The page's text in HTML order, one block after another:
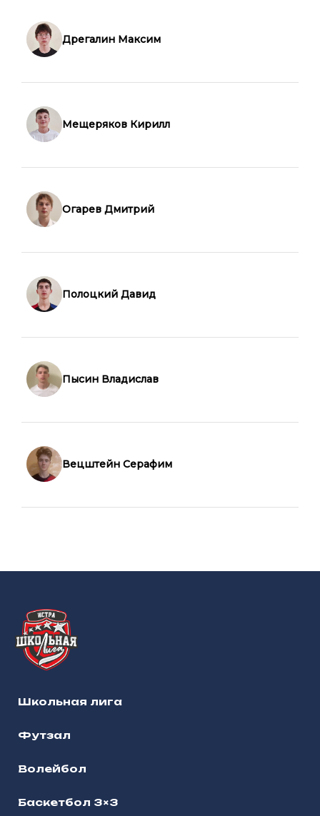
Дрегалин Максим
Мещеряков Кирилл
Огарев Дмитрий
Полоцкий Давид
Пысин Владислав
Вецштейн Серафим
Школьная лига
Футзал
Волейбол
Баскетбол 3×3